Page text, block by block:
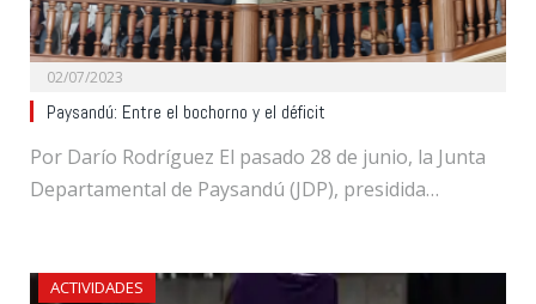
02/07/2023
Paysandú: Entre el bochorno y el déficit
Por Darío Rodríguez El pasado 28 de junio, la Junta
Departamental de Paysandú (JDP), presidida…
ACTIVIDADES